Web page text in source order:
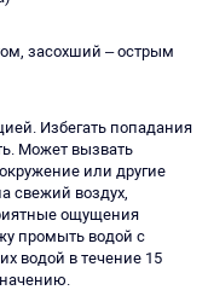
засохший – острым
Избегать попадания
Может вызвать
или другие
свежий воздух,
ощущения
промыть водой с
водой в течение 15